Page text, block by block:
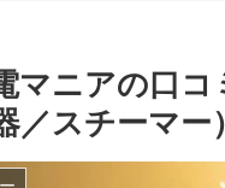
マニアの口
／スチーマ